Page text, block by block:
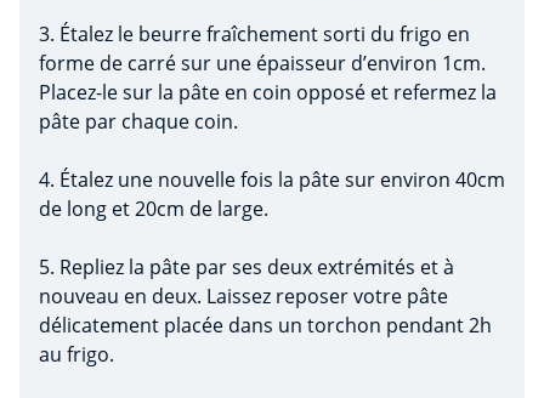
3. Étalez le beurre fraîchement sorti du frigo en
forme de carré sur une épaisseur d’environ 1cm.
Placez-le sur la pâte en coin opposé et refermez la
pâte par chaque coin.
4. Étalez une nouvelle fois la pâte sur environ 40cm
de long et 20cm de large.
5. Repliez la pâte par ses deux extrémités et à
nouveau en deux. Laissez reposer votre pâte
délicatement placée dans un torchon pendant 2h
au frigo.